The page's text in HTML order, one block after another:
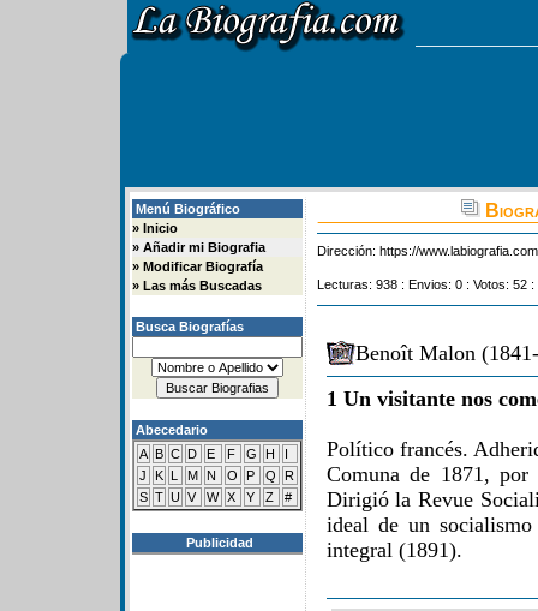
Menú Biográfico
» Inicio
» Añadir mi Biografia
» Modificar Biografía
» Las más Buscadas
Busca Biografías
Abecedario
A B C D E F G H
I
J
K L M N O P Q
R
S T U V W X Y Z #
Publicidad
Dirección: https://
Lecturas: 938 : Envios: 0 : Votos: 52
Benoît Malon
1 Un visitante nos
Político francés.
Comuna de 1871,
Dirigió la Revue
ideal de un
integral (1891).